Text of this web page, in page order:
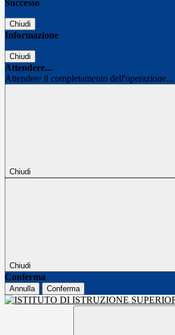
Successo
Chiudi
Informazione
Chiudi
Attendere...
Attendere il completamento dell'operazione...
Chiudi
Chiudi
Conferma
Annulla Conferma